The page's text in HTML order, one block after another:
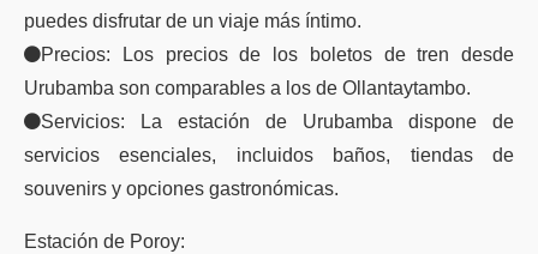
puedes disfrutar de un viaje más íntimo.
Precios: Los precios de los boletos de tren desde
Urubamba son comparables a los de Ollantaytambo.
Servicios: La estación de Urubamba dispone de
servicios esenciales, incluidos baños, tiendas de
souvenirs y opciones gastronómicas.
Estación de Poroy: